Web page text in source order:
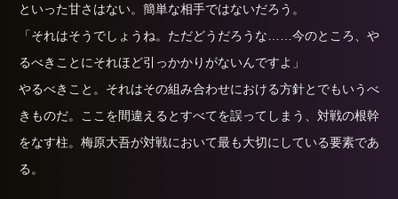
といった甘さはない。簡単な相手ではないだろう。
「それはそうでしょうね。ただどうだろうな……今のところ、や
るべきことにそれほど引っかかりがないんですよ」
やるべきこと。それはその組み合わせにおける方針とでもいうべ
きものだ。ここを間違えるとすべてを誤ってしまう、対戦の根幹
をなす柱。梅原大吾が対戦において最も大切にしている要素であ
る。